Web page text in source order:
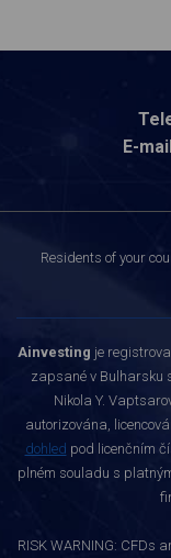
E-
Residents of your
Ainvesting je
zapsané v Bulharsku
Nikola Y.
autorizována,
dohled pod licenčním
plném souladu s
RISK WARNING: CFDs